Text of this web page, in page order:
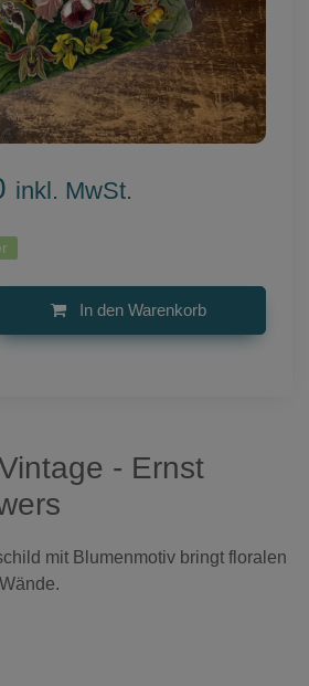
inkl. MwSt.
In den Warenkorb
- Ernst
mit Blumenmotiv bringt floralen